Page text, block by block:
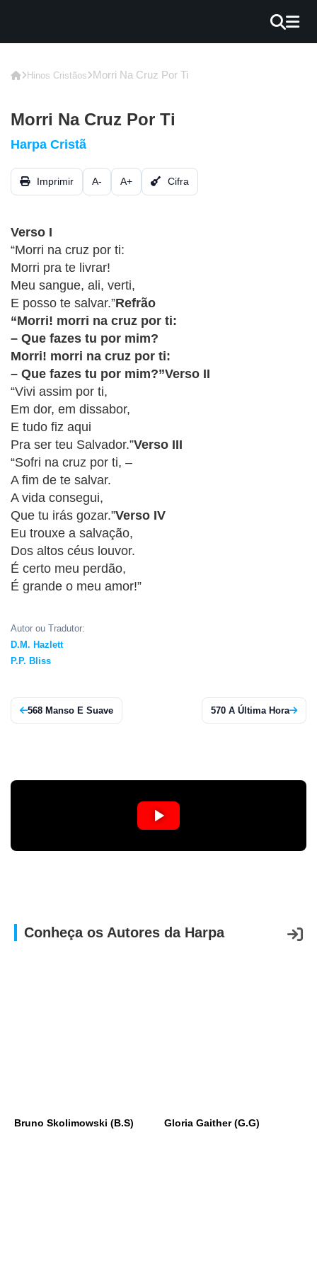
GRÁTIS
GUITAR
CIFRA
VÍDEO
HINOS
CRISTÃOS
TEORIA
MUSICAL
MINI
DOC
REVIEW
PLAYBACK
AUTORES
DA
HARPA
APP
WINDOWS
Hinos Cristãos Morri Na Cruz Por Ti
Morri Na Cruz Por Ti
Harpa Cristã
Imprimir A- A+ Cifra
Verso I
“Morri na cruz por ti:
Morri pra te livrar!
Meu sangue, ali, verti,
E posso te salvar.”Refrão
“Morri! morri na cruz por ti:
– Que fazes tu por mim?
Morri! morri na cruz por ti:
– Que fazes tu por mim?”Verso II
“Vivi assim por ti,
Em dor, em dissabor,
E tudo fiz aqui
Pra ser teu Salvador.”Verso III
“Sofri na cruz por ti, –
A fim de te salvar.
A vida consegui,
Que tu irás gozar.”Verso IV
Eu trouxe a salvação,
Dos altos céus louvor.
É certo meu perdão,
É grande o meu amor!”
Autor ou Tradutor:
D.M. Hazlett
P.P. Bliss
568 Manso E Suave 570 A Última Hora
Conheça os Autores da Harpa
Bruno Skolimowski (B.S) Gloria Gaither (G.G)